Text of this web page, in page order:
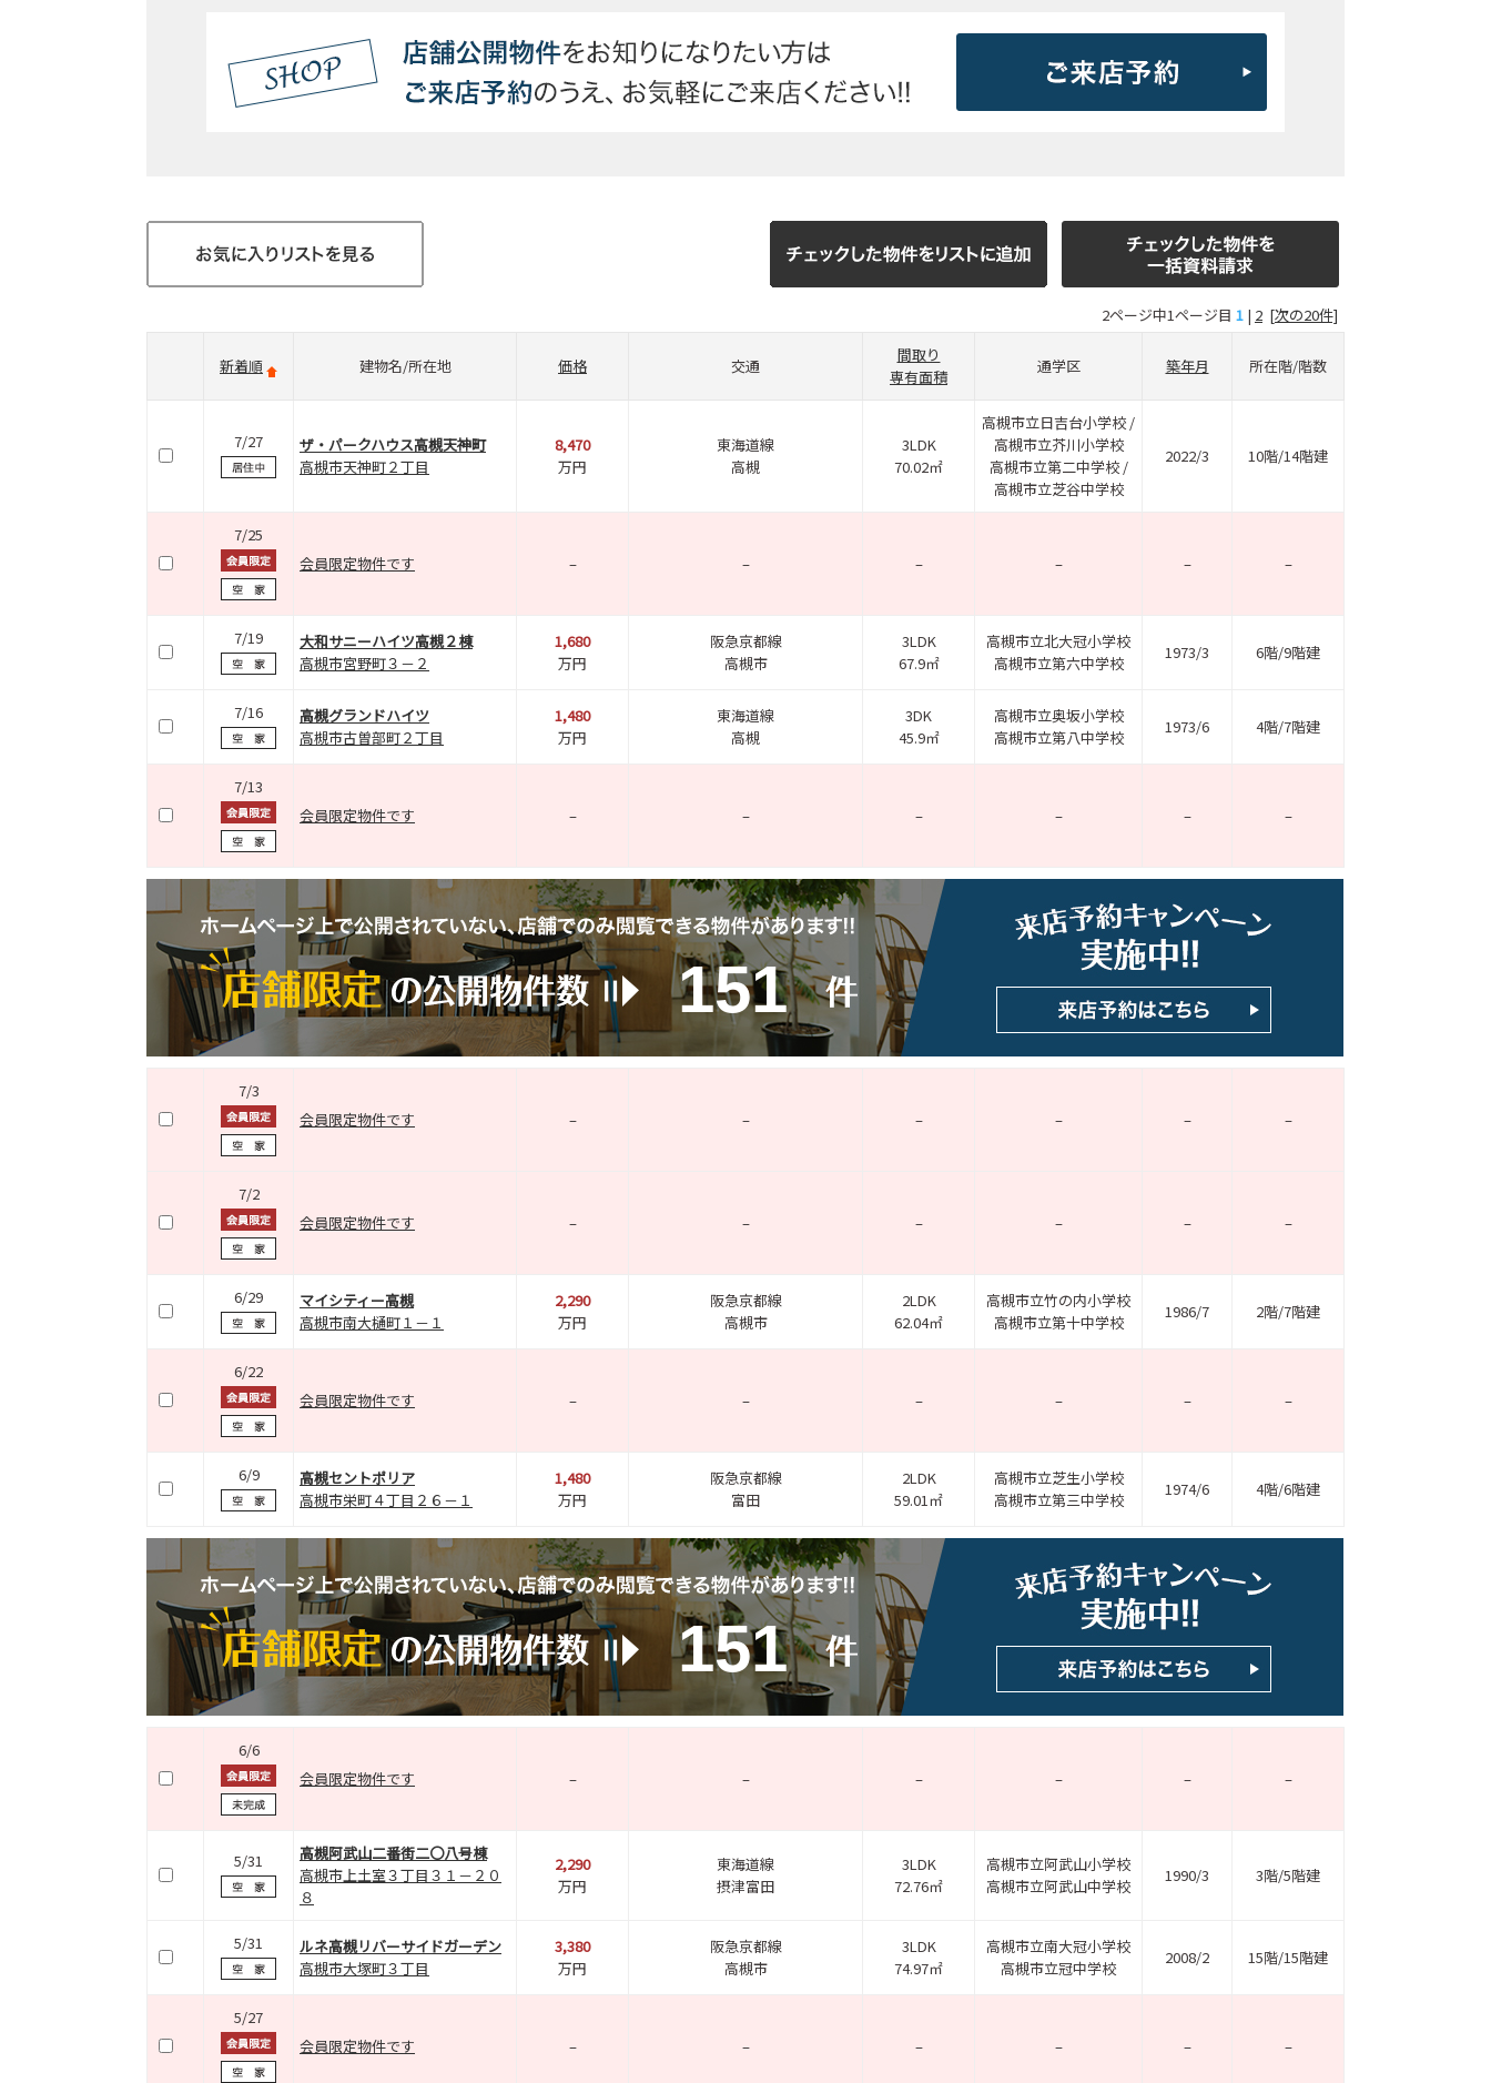
2ページ中1ページ目 1 | 2 [次の20件]
新着順 建物名/所在地 価格 交通
間取り
専有面積
通学区 築年月 所在階/階数
7/27
ザ・パークハウス高槻天神町
高槻市天神町２丁目
8,470
万円
東海道線
高槻
3LDK
70.02㎡
高槻市立日吉台小学校 /
高槻市立芥川小学校
高槻市立第二中学校 /
高槻市立芝谷中学校
2022/3 10階/14階建
7/25
会員限定物件です
– – – – – –
7/19
大和サニーハイツ高槻２棟
高槻市宮野町３－２
1,680
万円
阪急京都線
高槻市
3LDK
67.9㎡
高槻市立北大冠小学校
高槻市立第六中学校
1973/3 6階/9階建
7/16
高槻グランドハイツ
高槻市古曽部町２丁目
1,480
万円
東海道線
高槻
3DK
45.9㎡
高槻市立奥坂小学校
高槻市立第八中学校
1973/6 4階/7階建
7/13
会員限定物件です
– – – – – –
151
7/3
会員限定物件です
– – – – – –
7/2
会員限定物件です
– – – – – –
6/29
マイシティー高槻
高槻市南大樋町１－１
2,290
万円
阪急京都線
高槻市
2LDK
62.04㎡
高槻市立竹の内小学校
高槻市立第十中学校
1986/7 2階/7階建
6/22
会員限定物件です
– – – – – –
6/9
高槻セントポリア
高槻市栄町４丁目２６－１
1,480
万円
阪急京都線
富田
2LDK
59.01㎡
高槻市立芝生小学校
高槻市立第三中学校
1974/6 4階/6階建
151
6/6
会員限定物件です
– – – – – –
5/31
高槻阿武山二番街二〇八号棟
高槻市上土室３丁目３１－２０
８
2,290
万円
東海道線
摂津富田
3LDK
72.76㎡
高槻市立阿武山小学校
高槻市立阿武山中学校
1990/3 3階/5階建
5/31
ルネ高槻リバーサイドガーデン
高槻市大塚町３丁目
3,380
万円
阪急京都線
高槻市
3LDK
74.97㎡
高槻市立南大冠小学校
高槻市立冠中学校
2008/2 15階/15階建
5/27
会員限定物件です
– – – – – –